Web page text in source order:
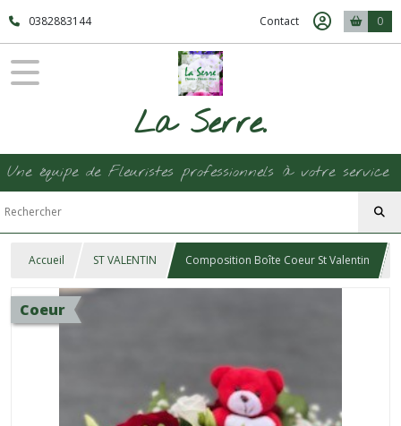
0382883144 Contact 0
La Serre.
Une équipe de Fleuristes professionnels à votre service
Accueil ST VALENTIN Composition Boîte Coeur St Valentin
Coeur